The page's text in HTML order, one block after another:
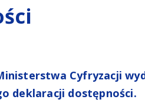
Cyfryzacji
deklaracji dostępności.